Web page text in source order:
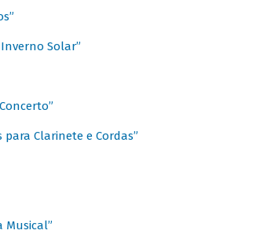
Solar”
Clarinete e Cordas”
Musical”